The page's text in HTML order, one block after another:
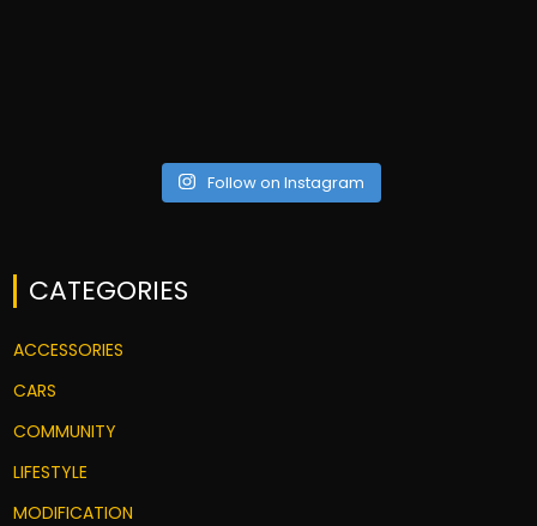
Follow on Instagram
CATEGORIES
ACCESSORIES
CARS
COMMUNITY
LIFESTYLE
MODIFICATION